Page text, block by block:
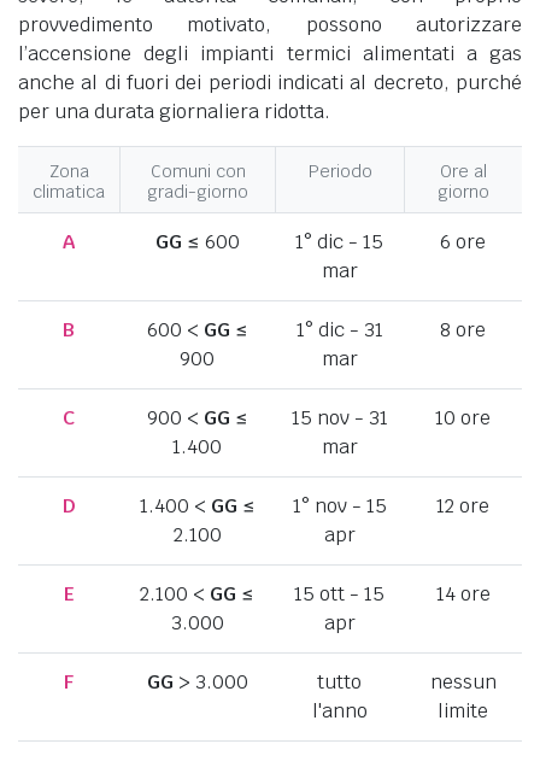
provvedimento motivato, possono autorizzare
l’accensione degli impianti termici alimentati a gas
anche al di fuori dei periodi indicati al decreto, purché
per una durata giornaliera ridotta.
Zona
climatica
Comuni con
gradi-giorno
Periodo
Ore al
giorno
A GG ≤ 600
1° dic - 15
mar
6 ore
B 600 < GG ≤
900
1° dic - 31
mar
8 ore
C 900 < GG ≤
1.400
15 nov - 31
mar
10 ore
D 1.400 < GG ≤
2.100
1° nov - 15
apr
12 ore
E 2.100 < GG ≤
3.000
15 ott - 15
apr
14 ore
F GG > 3.000
tutto
l'anno
nessun
limite